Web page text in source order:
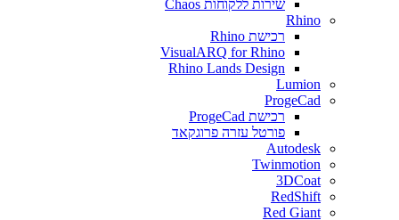
שירות ללקוחות Chaos
Rhino
רכישת Rhino
VisualARQ for Rhino
Rhino Lands Design
Lumion
ProgeCad
רכישת ProgeCad
פורטל עזרה פרוגקאד
Autodesk
Twinmotion
3DCoat
RedShift
Red Giant